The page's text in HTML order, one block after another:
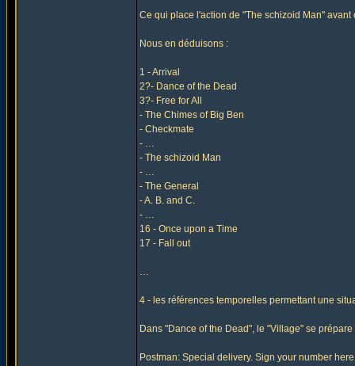
Ce qui place l'action de "The schizoid Man" avant
Nous en déduisons :
1 - Arrival
2?- Dance of the Dead
3?- Free for All
- The Chimes of Big Ben
- Checkmate
- …
- The schizoid Man
- …
- The General
- A. B. and C.
- …
16 - Once upon a Time
17 - Fall out
…
4 - les références temporelles permettant une
Dans "Dance of the Dead", le "Village" se
Postman: Special delivery. Sign your number